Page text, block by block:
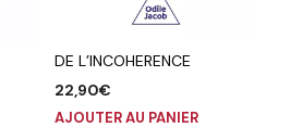
DE L’INCOHERENCE
22,90€
AJOUTER AU PANIER